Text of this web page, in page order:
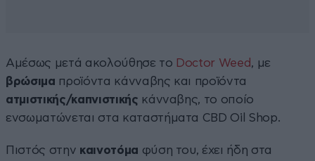
Αμέσως μετά ακολούθησε το Doctor Weed, με
βρώσιμα προϊόντα κάνναβης και προϊόντα
ατμιστικής/καπνιστικής κάνναβης, το οποίο
ενσωματώνεται στα καταστήματα CBD Oil Shop.
Πιστός στην καινοτόμα φύση του, έχει ήδη στα